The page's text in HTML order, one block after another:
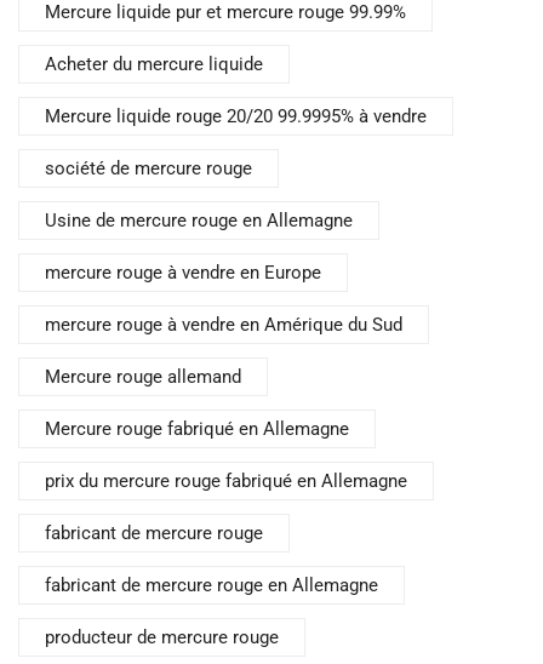
Mercure liquide pur et mercure rouge 99.99%
Acheter du mercure liquide
Mercure liquide rouge 20/20 99.9995% à vendre
société de mercure rouge
Usine de mercure rouge en Allemagne
mercure rouge à vendre en Europe
mercure rouge à vendre en Amérique du Sud
Mercure rouge allemand
Mercure rouge fabriqué en Allemagne
prix du mercure rouge fabriqué en Allemagne
fabricant de mercure rouge
fabricant de mercure rouge en Allemagne
producteur de mercure rouge